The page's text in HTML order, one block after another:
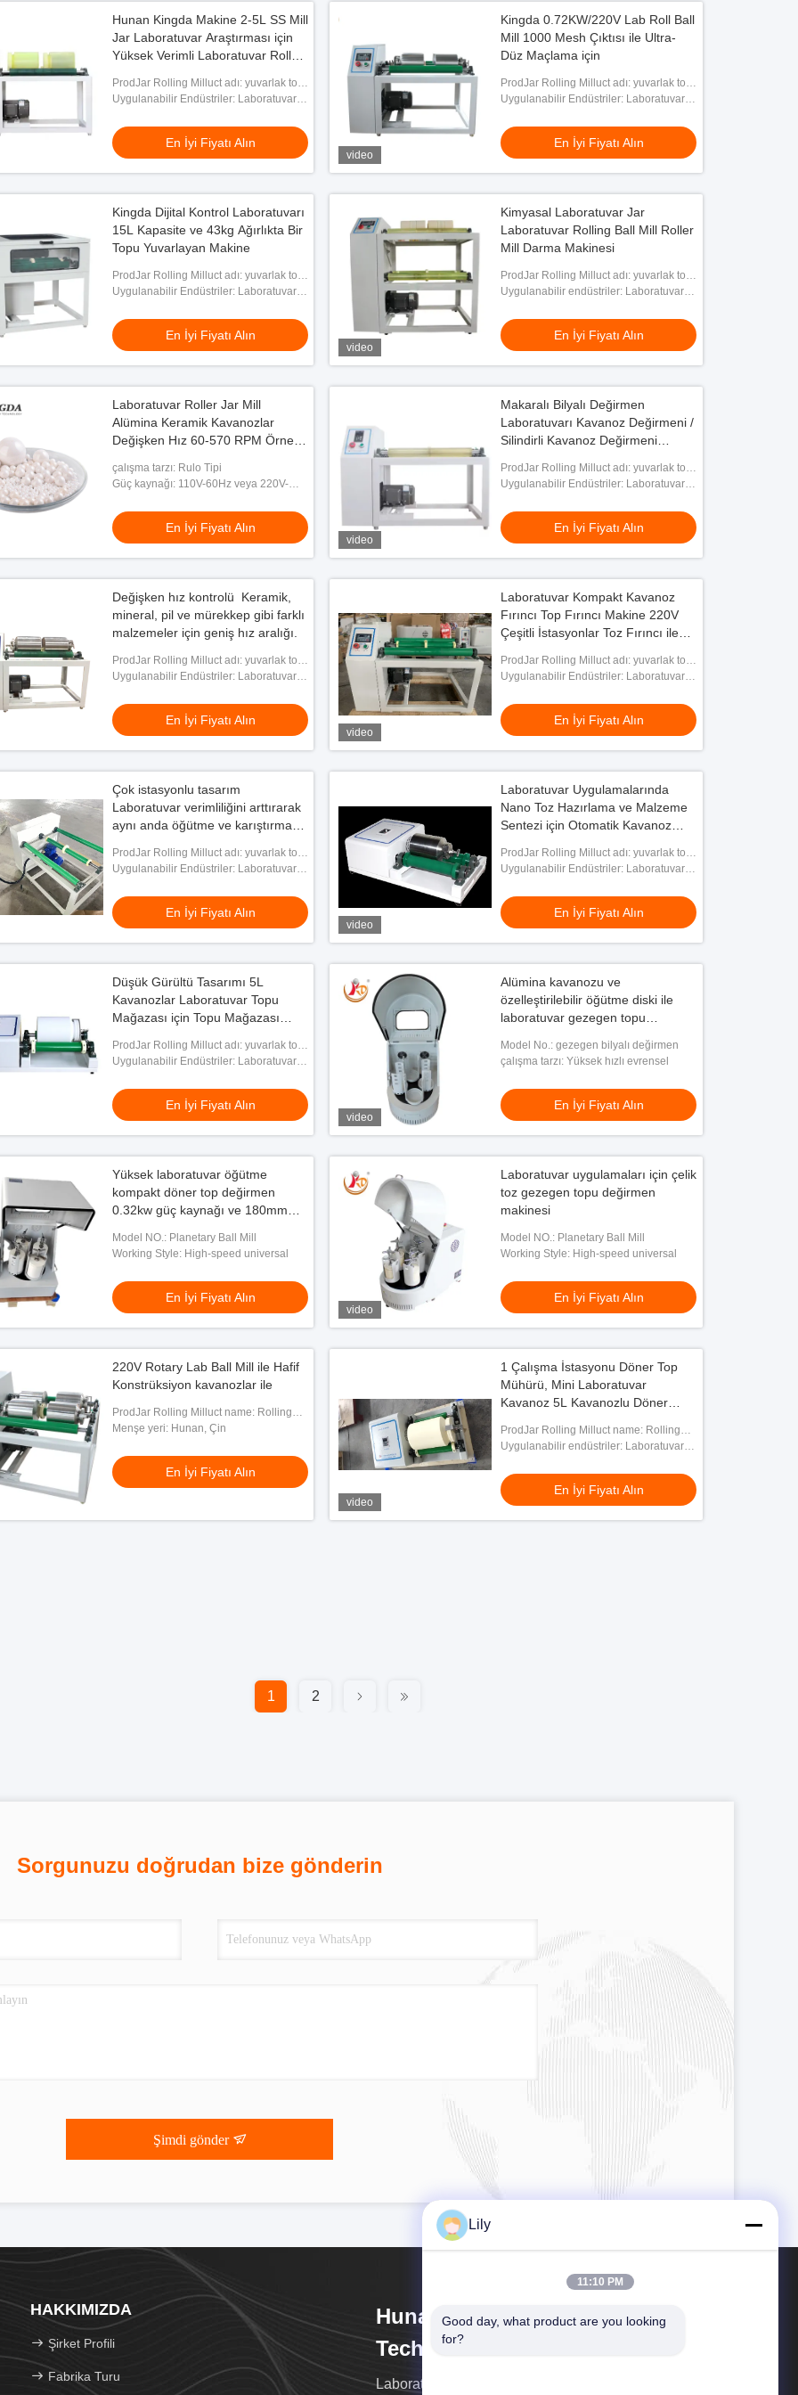
kontrolü ile kavanoz
tekerlekli ve 5-20L
Fiyatı Alın
Hunan Kingda Makine 2-5L SS Mill
Jar Laboratuvar Araştırması için
Yüksek Verimli Laboratuvar Rollu
ProdJar Rolling Milluct adı: yuvarlak top
değirmen
Uygulanabilir Endüstriler: Laboratuvar
En İyi Fiyatı Alın
video
Kingda 0.72KW/220V Lab Roll Ball
Mill 1000 Mesh Çıktısı ile Ultra-
Düz Maçlama için
ProdJar Rolling Milluct adı: yuvarlak top
değirmen
Uygulanabilir Endüstriler: Laboratuvar
En İyi Fiyatı Alın
Kingda Dijital Kontrol Laboratuvarı
15L Kapasite ve 43kg Ağırlıkta Bir
Topu Yuvarlayan Makine
ProdJar Rolling Milluct adı: yuvarlak top
değirmen
Uygulanabilir Endüstriler: Laboratuvar
En İyi Fiyatı Alın
video
Kimyasal Laboratuvar Jar
Laboratuvar Rolling Ball Mill Roller
Mill Darma Makinesi
ProdJar Rolling Milluct adı: yuvarlak top
değirmen
Uygulanabilir endüstriler: Laboratuvar
En İyi Fiyatı Alın
Laboratuvar Roller Jar Mill
Alümina Keramik Kavanozlar
Değişken Hız 60-570 RPM Örnek
ekipmanları
çalışma tarzı: Rulo Tipi
Güç kaynağı: 110V-60Hz veya 220V-
En İyi Fiyatı Alın
video
Makaralı Bilyalı Değirmen
Laboratuvarı Kavanoz Değirmeni /
Silindirli Kavanoz Değirmeni
/ Küçük Haddehane
ProdJar Rolling Milluct adı: yuvarlak top
değirmen
Uygulanabilir Endüstriler: Laboratuvar
En İyi Fiyatı Alın
Değişken hız kontrolü ️ Keramik,
mineral, pil ve mürekkep gibi farklı
malzemeler için geniş hız aralığı.
ProdJar Rolling Milluct adı: yuvarlak top
değirmen
Uygulanabilir Endüstriler: Laboratuvar
En İyi Fiyatı Alın
video
Laboratuvar Kompakt Kavanoz
Fırıncı Top Fırıncı Makine 220V
Çeşitli İstasyonlar Toz Fırıncı ile
ProdJar Rolling Milluct adı: yuvarlak top
değirmen
Uygulanabilir Endüstriler: Laboratuvar
En İyi Fiyatı Alın
Çok istasyonlu tasarım
Laboratuvar verimliliğini arttırarak
aynı anda öğütme ve karıştırma
ProdJar Rolling Milluct adı: yuvarlak top
değirmen
Uygulanabilir Endüstriler: Laboratuvar
En İyi Fiyatı Alın
video
Laboratuvar Uygulamalarında
Nano Toz Hazırlama ve Malzeme
Sentezi için Otomatik Kavanoz
ProdJar Rolling Milluct adı: yuvarlak top
değirmen
Uygulanabilir Endüstriler: Laboratuvar
En İyi Fiyatı Alın
Düşük Gürültü Tasarımı 5L
Kavanozlar Laboratuvar Topu
Mağazası için Topu Mağazası
ProdJar Rolling Milluct adı: yuvarlak top
değirmen
Uygulanabilir Endüstriler: Laboratuvar
En İyi Fiyatı Alın
video
Alümina kavanozu ve
özelleştirilebilir öğütme diski ile
laboratuvar gezegen topu
Model No.: gezegen bilyalı değirmen
çalışma tarzı: Yüksek hızlı evrensel
En İyi Fiyatı Alın
Yüksek laboratuvar öğütme
kompakt döner top değirmen
0.32kw güç kaynağı ve 180mm
Model NO.: Planetary Ball Mill
Working Style: High-speed universal
En İyi Fiyatı Alın
video
Laboratuvar uygulamaları için çelik
toz gezegen topu değirmen
makinesi
Model NO.: Planetary Ball Mill
Working Style: High-speed universal
En İyi Fiyatı Alın
220V Rotary Lab Ball Mill ile Hafif
Konstrüksiyon kavanozlar ile
ProdJar Rolling Milluct name: Rolling
ball Mill
Menşe yeri: Hunan, Çin
En İyi Fiyatı Alın
video
1 Çalışma İstasyonu Döner Top
Mühürü, Mini Laboratuvar
Kavanoz 5L Kavanozlu Döner
ProdJar Rolling Milluct name: Rolling
ball Mill
Uygulanabilir endüstriler: Laboratuvar
En İyi Fiyatı Alın
1 2
Sorgunuzu doğrudan bize gönderin
Şimdi gönder
HAKKIMIZDA
Şirket Profili
Fabrika Turu
Hunan Jingshengda Ceramic
Technology Co., Ltd
Laboratuvar top değirmen, gezegen değirmen, kavanoz
Lily
11:10 PM
Good day, what product are you looking
for?